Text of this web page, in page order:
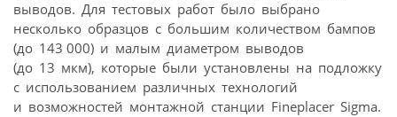
выводов. Для тестовых работ было выбрано
несколько образцов с большим количеством бампов
(до 143 000) и малым диаметром выводов
(до 13 мкм), которые были установлены на подложку
с использованием различных технологий
и возможностей монтажной станции Fineplacer Sigma.